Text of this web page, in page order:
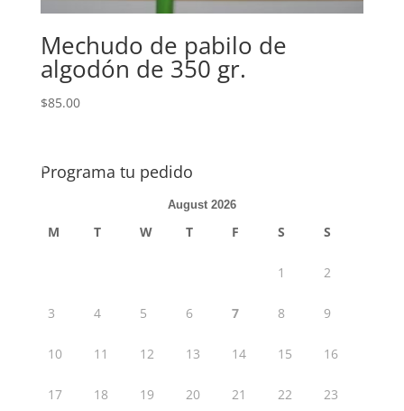
Mechudo de pabilo de
algodón de 350 gr.
$85.00
Programa tu pedido
August 2026
M T W T F S S
1 2
3 4 5 6 7 8 9
10 11 12 13 14 15 16
17 18 19 20 21 22 23